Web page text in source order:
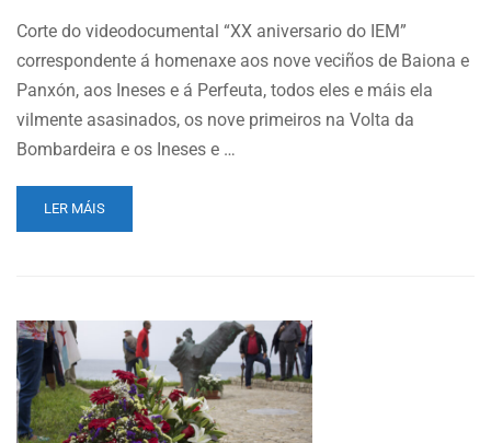
Corte do videodocumental “XX aniversario do IEM”
correspondente á homenaxe aos nove veciños de Baiona e
Panxón, aos Ineses e á Perfeuta, todos eles e máis ela
vilmente asasinados, os nove primeiros na Volta da
Bombardeira e os Ineses e …
READ
MORE
NOVE”
LER MÁIS